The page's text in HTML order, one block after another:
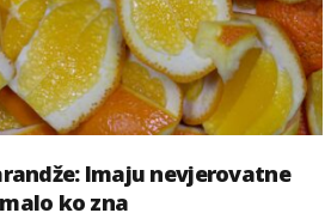
Imaju nevjerovatne
ko zna